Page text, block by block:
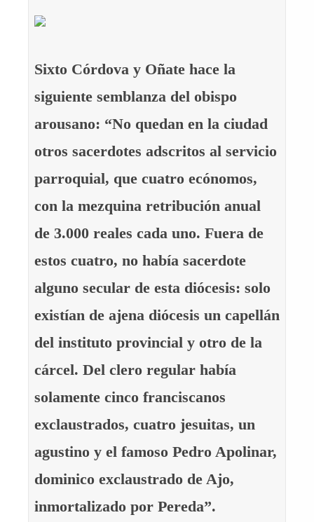
Sixto Córdova y Oñate hace la
siguiente semblanza del obispo
arousano: “No quedan en la ciudad
otros sacerdotes adscritos al servicio
parroquial, que cuatro ecónomos,
con la mezquina retribución anual
de 3.000 reales cada uno. Fuera de
estos cuatro, no había sacerdote
alguno secular de esta diócesis: solo
existían de ajena diócesis un capellán
del instituto provincial y otro de la
cárcel. Del clero regular había
solamente cinco franciscanos
exclaustrados, cuatro jesuitas, un
agustino y el famoso Pedro Apolinar,
dominico exclaustrado de Ajo,
inmortalizado por Pereda”.